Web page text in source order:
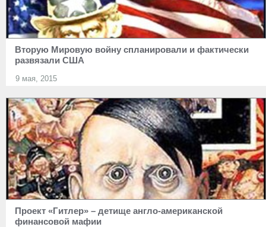
Вторую Мировую войну спланировали и фактически
развязали США
9 мая, 2015
Проект «Гитлер» – детище англо-американской
финансовой мафии